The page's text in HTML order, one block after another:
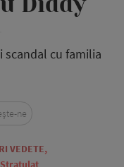
scandal cu familia
VEDETE,
ne